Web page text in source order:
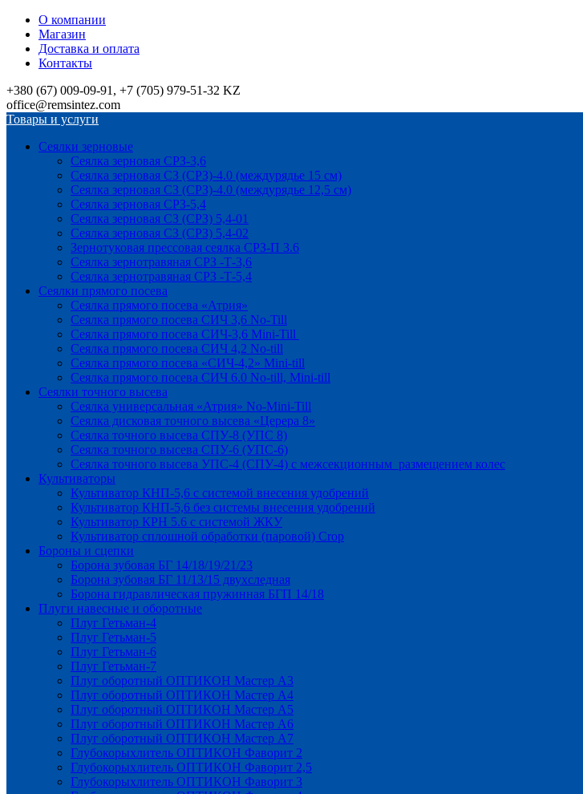
О компании
Магазин
Доставка и оплата
Контакты
+380 (67) 009-09-91, +7 (705) 979-51-32 KZ
office@remsintez.com
Товары и услуги
Сеялки зерновые
Сеялка зерновая СРЗ-3,6
Сеялка зерновая СЗ (СРЗ)-4.0 (междурядье 15 см)
Сеялка зерновая СЗ (СРЗ)-4.0 (междурядье 12,5 см)
Сеялка зерновая СРЗ-5,4
Сеялка зерновая СЗ (СРЗ) 5,4-01
Сеялка зерновая СЗ (СРЗ) 5,4-02
Зернотуковая прессовая сеялка СРЗ-П 3.6
Сеялка зернотравяная СРЗ -Т-3,6
Сеялка зернотравяная СРЗ -Т-5,4
Сеялки прямого посева
Сеялка прямого посева «Атрия»
Сеялка прямого посева СИЧ 3,6 No-Till
Сеялка прямого посева СИЧ-3,6 Mini-Till
Сеялка прямого посева СИЧ 4,2 No-till
Сеялка прямого посева «СИЧ-4,2» Mini-till
Сеялка прямого посева СИЧ 6.0 No-till, Mini-till
Сеялки точного высева
Сеялка универсальная «Атрия» No-Mini-Till
Сеялка дисковая точного высева «Церера 8»
Сеялка точного высева СПУ-8 (УПС 8)
Сеялка точного высева СПУ-6 (УПС-6)
Сеялка точного высева УПС-4 (СПУ-4) с межсекционным размещением колес
Культиваторы
Культиватор КНП-5,6 с системой внесения удобрений
Культиватор КНП-5,6 без системы внесения удобрений
Культиватор КРН 5.6 с системой ЖКУ
Культиватор сплошной обработки (паровой) Crop
Бороны и сцепки
Борона зубовая БГ 14/18/19/21/23
Борона зубовая БГ 11/13/15 двухследная
Борона гидравлическая пружинная БГП 14/18
Плуги навесные и оборотные
Плуг Гетьман-4
Плуг Гетьман-5
Плуг Гетьман-6
Плуг Гетьман-7
Плуг оборотный ОПТИКОН Мастер А3
Плуг оборотный ОПТИКОН Мастер А4
Плуг оборотный ОПТИКОН Мастер А5
Плуг оборотный ОПТИКОН Мастер А6
Плуг оборотный ОПТИКОН Мастер А7
Глубокорыхлитель ОПТИКОН Фаворит 2
Глубокорыхлитель ОПТИКОН Фаворит 2,5
Глубокорыхлитель ОПТИКОН Фаворит 3